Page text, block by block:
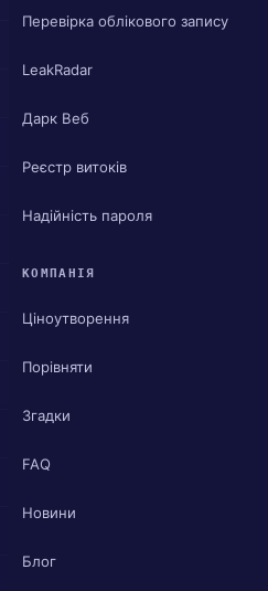
Перевірка облікового запису
LeakRadar
Дарк Веб
Реєстр витоків
Надійність пароля
КОМПАНІЯ
Ціноутворення
Порівняти
Згадки
FAQ
Новини
Блог